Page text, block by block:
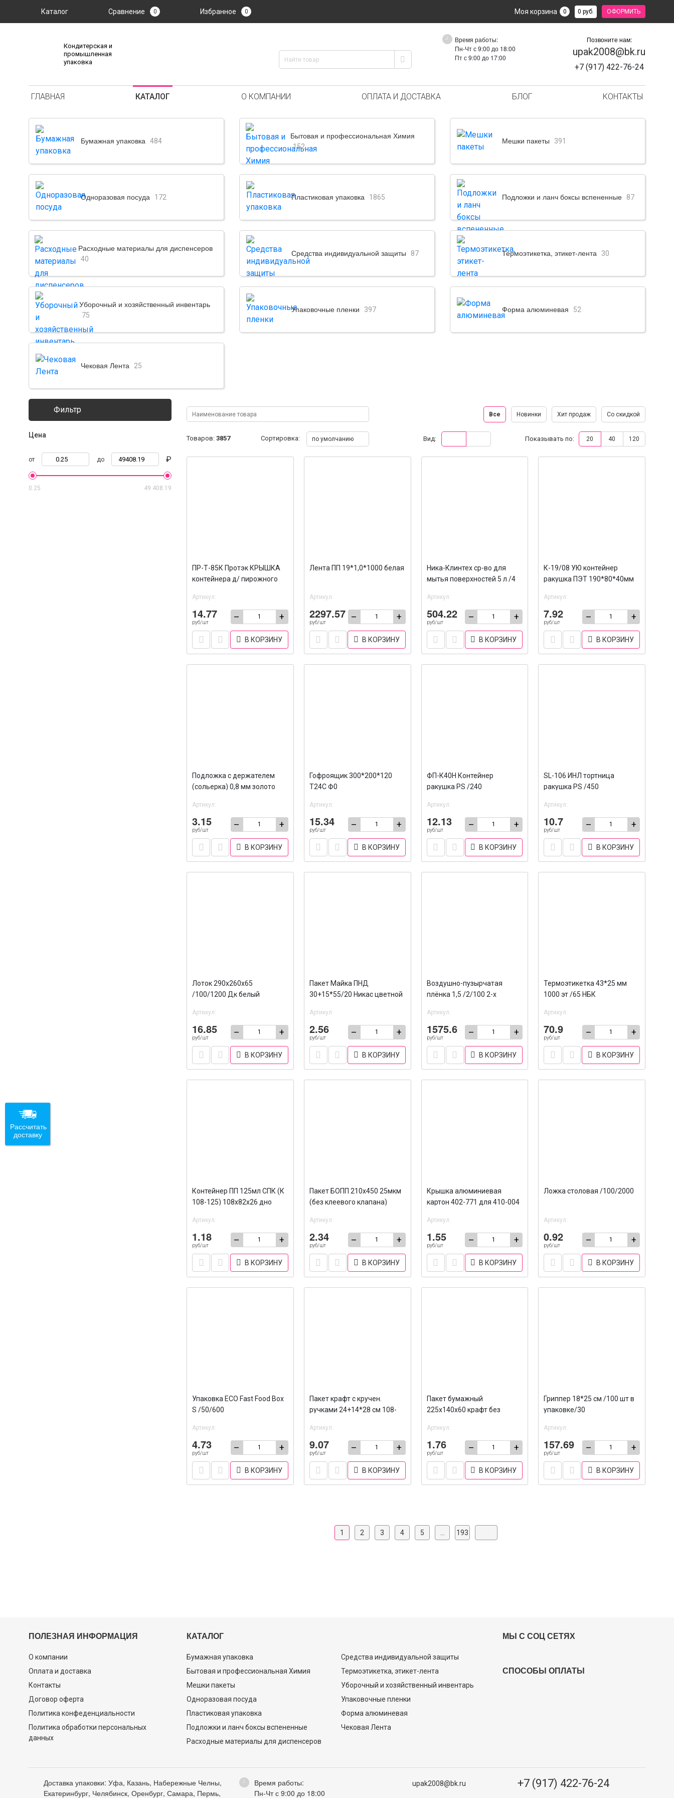
Каталог Сравнение 0 Избранное 0 Моя корзина 0 0 руб. ОФОРМИТЬ
Кондитерская и
промышленная
упаковка
Время работы:
Пн-Чт с 9:00 до 18:00
Пт с 9:00 до 17:00
Позвоните нам:
upak2008@bk.ru
+7 (917) 422-76-24
ГЛАВНАЯ КАТАЛОГ О КОМПАНИИ ОПЛАТА И ДОСТАВКА БЛОГ КОНТАКТЫ
Бумажная упаковка 484
Бытовая и профессиональная Химия
152
Мешки пакеты 391
Одноразовая посуда 172 Пластиковая упаковка 1865 Подложки и ланч боксы вспененные 87
Расходные материалы для диспенсеров
40
Средства индивидуальной защиты 87 Термоэтикетка, этикет-лента 30
Уборочный и хозяйственный инвентарь
75
Упаковочные пленки 397 Форма алюминевая 52
Чековая Лента 25
Фильтр
Цена
от до ₽
0.25 49 408.19
Все Новинки Хит продаж Со скидкой
Товаров: 3857 Сортировка: по умолчанию Вид: Показывать по: 20 40 120
ПР-Т-85К Протэк КРЫШКА
контейнера д/ пирожного
Артикул:
14.77
руб/шт
– +
В КОРЗИНУ
Лента ПП 19*1,0*1000 белая
Артикул:
2297.57
руб/шт
– +
В КОРЗИНУ
Ника-Клинтех ср-во для
мытья поверхностей 5 л /4
Артикул:
504.22
руб/шт
– +
В КОРЗИНУ
К-19/08 УЮ контейнер
ракушка ПЭТ 190*80*40мм
Артикул:
7.92
руб/шт
– +
В КОРЗИНУ
Подложка с держателем
(сольерка) 0,8 мм золото
Артикул:
3.15
руб/шт
– +
В КОРЗИНУ
Гофроящик 300*200*120
Т24С Ф0
Артикул:
15.34
руб/шт
– +
В КОРЗИНУ
ФП-К40Н Контейнер
ракушка PS /240
Артикул:
12.13
руб/шт
– +
В КОРЗИНУ
SL-106 ИНЛ тортница
ракушка PS /450
Артикул:
10.7
руб/шт
– +
В КОРЗИНУ
Лоток 290х260х65
/100/1200 Дк белый
Артикул:
16.85
руб/шт
– +
В КОРЗИНУ
Пакет Майка ПНД
30+15*55/20 Никас цветной
Артикул:
2.56
руб/шт
– +
В КОРЗИНУ
Воздушно-пузырчатая
плёнка 1,5 /2/100 2-х
Артикул:
1575.6
руб/шт
– +
В КОРЗИНУ
Термоэтикетка 43*25 мм
1000 эт /65 НБК
Артикул:
70.9
руб/шт
– +
В КОРЗИНУ
Контейнер ПП 125мл СПК (К
108-125) 108х82х26 дно
Артикул:
1.18
руб/шт
– +
В КОРЗИНУ
Пакет БОПП 210х450 25мкм
(без клеевого клапана)
Артикул:
2.34
руб/шт
– +
В КОРЗИНУ
Крышка алюминиевая
картон 402-771 для 410-004
Артикул:
1.55
руб/шт
– +
В КОРЗИНУ
Ложка столовая /100/2000
Артикул:
0.92
руб/шт
– +
В КОРЗИНУ
Упаковка ECO Fast Food Box
S /50/600
Артикул:
4.73
руб/шт
– +
В КОРЗИНУ
Пакет крафт с кручен.
ручками 24+14*28 см 108-
Артикул:
9.07
руб/шт
– +
В КОРЗИНУ
Пакет бумажный
225х140х60 крафт без
Артикул:
1.76
руб/шт
– +
В КОРЗИНУ
Гриппер 18*25 см /100 шт в
упаковке/30
Артикул:
157.69
руб/шт
– +
В КОРЗИНУ
1 2 3 4 5 193
ПОЛЕЗНАЯ ИНФОРМАЦИЯ
О компании
Оплата и доставка
Контакты
Договор оферта
Политика конфеденциальности
Политика обработки персональных
данных
КАТАЛОГ
Бумажная упаковка
Бытовая и профессиональная Химия
Мешки пакеты
Одноразовая посуда
Пластиковая упаковка
Подложки и ланч боксы вспененные
Расходные материалы для диспенсеров
Средства индивидуальной защиты
Термоэтикетка, этикет-лента
Уборочный и хозяйственный инвентарь
Упаковочные пленки
Форма алюминевая
Чековая Лента
МЫ С СОЦ СЕТЯХ
СПОСОБЫ ОПЛАТЫ
Доставка упаковки: Уфа, Казань, Набережные Челны,
Екатеринбург, Челябинск, Оренбург, Самара, Пермь,
Время работы:
Пн-Чт с 9:00 до 18:00
upak2008@bk.ru +7 (917) 422-76-24
Рассчитать
доставку